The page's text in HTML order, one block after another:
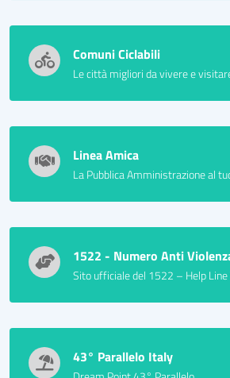
Comuni Ciclabili
Le città migliori da vivere e
Linea Amica
La Pubblica Amministrazione al
1522 - Numero Anti
Sito ufficiale del 1522 – Help
43° Parallelo Italy